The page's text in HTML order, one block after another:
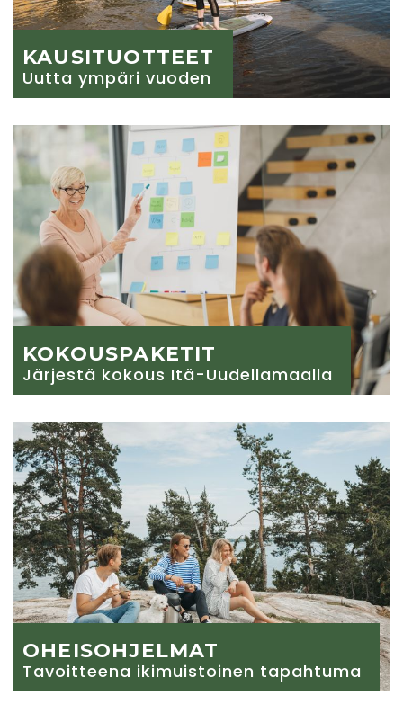
KAUSITUOTTEET
Uutta ympäri vuoden
KOKOUSPAKETIT
Järjestä kokous Itä-Uudellamaalla
OHEISOHJELMAT
Tavoitteena ikimuistoinen tapahtuma